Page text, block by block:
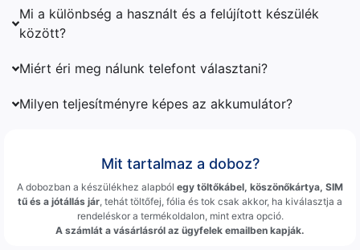
Mi a különbség a használt és a felújított készülék
között?
Miért éri meg nálunk telefont választani?
Milyen teljesítményre képes az akkumulátor?
Mit tartalmaz a doboz?
A dobozban a készülékhez alapból egy töltőkábel, köszönőkártya, SIM
tű és a jótállás jár, tehát töltőfej, fólia és tok csak akkor, ha kiválasztja a
rendeléskor a termékoldalon, mint extra opció.
A számlát a vásárlásról az ügyfelek emailben kapják.